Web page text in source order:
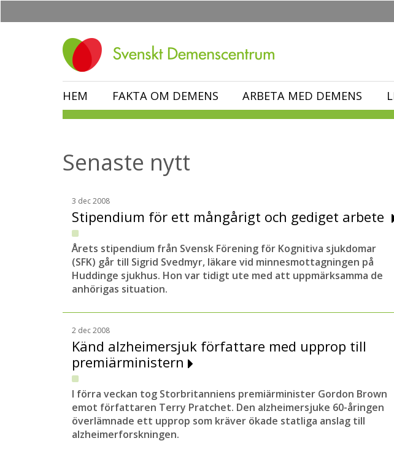
HEM FAKTA OM DEMENS ARBETA MED DEMENS
Senaste nytt
3 dec 2008
Stipendium för ett mångårigt och gediget arbete
Årets stipendium från Svensk Förening för Kognitiva sjukdomar
(SFK) går till Sigrid Svedmyr, läkare vid minnesmottagningen på
Huddinge sjukhus. Hon var tidigt ute med att uppmärksamma de
anhörigas situation.
2 dec 2008
Känd alzheimersjuk författare med upprop till
premiärministern
I förra veckan tog Storbritanniens premiärminister Gordon Brown
emot författaren Terry Pratchet. Den alzheimersjuke 60-åringen
överlämnade ett upprop som kräver ökade statliga anslag till
alzheimerforskningen.